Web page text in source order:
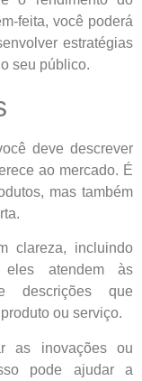
feita, você poderá
estratégias
seu público.
deve descrever
ao mercado. É
mas também
clareza, incluindo
eles atendem às
descrições que
ou serviço.
as inovações ou
pode ajudar a